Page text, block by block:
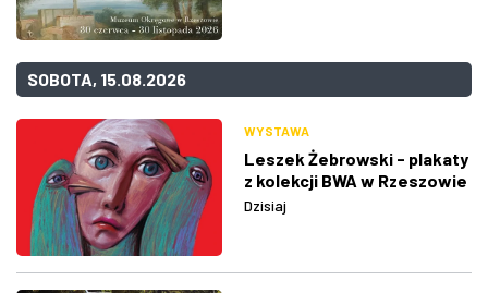
SOBOTA, 15.08.2026
WYSTAWA
Leszek Żebrowski - plakaty
z kolekcji BWA w Rzeszowie
Dzisiaj